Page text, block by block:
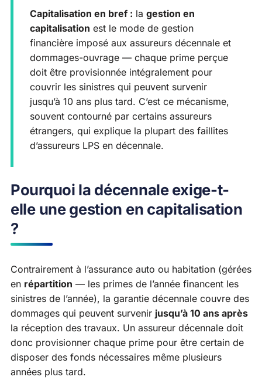
Capitalisation en bref : la gestion en
capitalisation est le mode de gestion
financière imposé aux assureurs décennale et
dommages-ouvrage — chaque prime perçue
doit être provisionnée intégralement pour
couvrir les sinistres qui peuvent survenir
jusqu’à 10 ans plus tard. C’est ce mécanisme,
souvent contourné par certains assureurs
étrangers, qui explique la plupart des faillites
d’assureurs LPS en décennale.
Pourquoi la décennale exige-t-
elle une gestion en capitalisation
?
Contrairement à l’assurance auto ou habitation (gérées
en répartition — les primes de l’année financent les
sinistres de l’année), la garantie décennale couvre des
dommages qui peuvent survenir jusqu’à 10 ans après
la réception des travaux. Un assureur décennale doit
donc provisionner chaque prime pour être certain de
disposer des fonds nécessaires même plusieurs
années plus tard.